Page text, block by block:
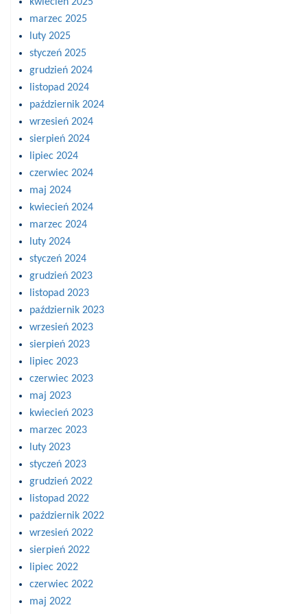
marzec 2025
luty 2025
styczeń 2025
grudzień 2024
listopad 2024
październik 2024
wrzesień 2024
sierpień 2024
lipiec 2024
czerwiec 2024
maj 2024
kwiecień 2024
marzec 2024
luty 2024
styczeń 2024
grudzień 2023
listopad 2023
październik 2023
wrzesień 2023
sierpień 2023
lipiec 2023
czerwiec 2023
maj 2023
kwiecień 2023
marzec 2023
luty 2023
styczeń 2023
grudzień 2022
listopad 2022
październik 2022
wrzesień 2022
sierpień 2022
lipiec 2022
czerwiec 2022
maj 2022